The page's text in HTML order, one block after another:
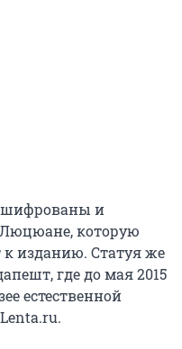
и
которую
к изданию. Статуя же
где до мая 2015
естественной